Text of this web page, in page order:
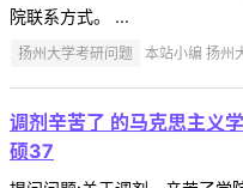
院联系方式。 ...
扬州大学考研问题 本站小编 扬
调剂辛苦了 的马克思主义
硕37